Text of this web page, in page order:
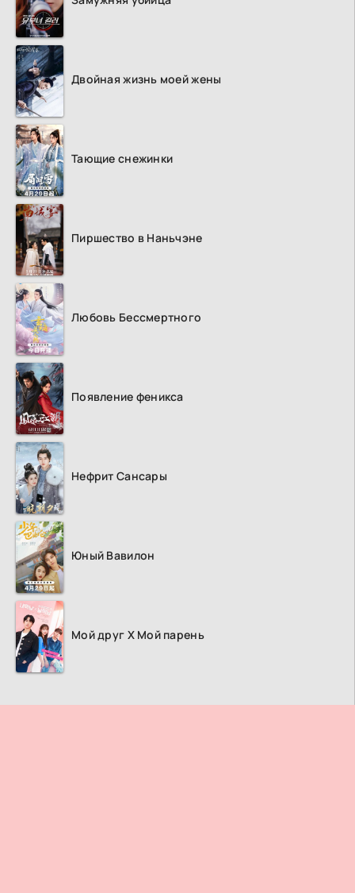
Двойная жизнь моей жены
Тающие снежинки
Пиршество в Наньчэне
Любовь Бессмертного
Появление феникса
Нефрит Сансары
Юный Вавилон
Мой друг Х Мой парень